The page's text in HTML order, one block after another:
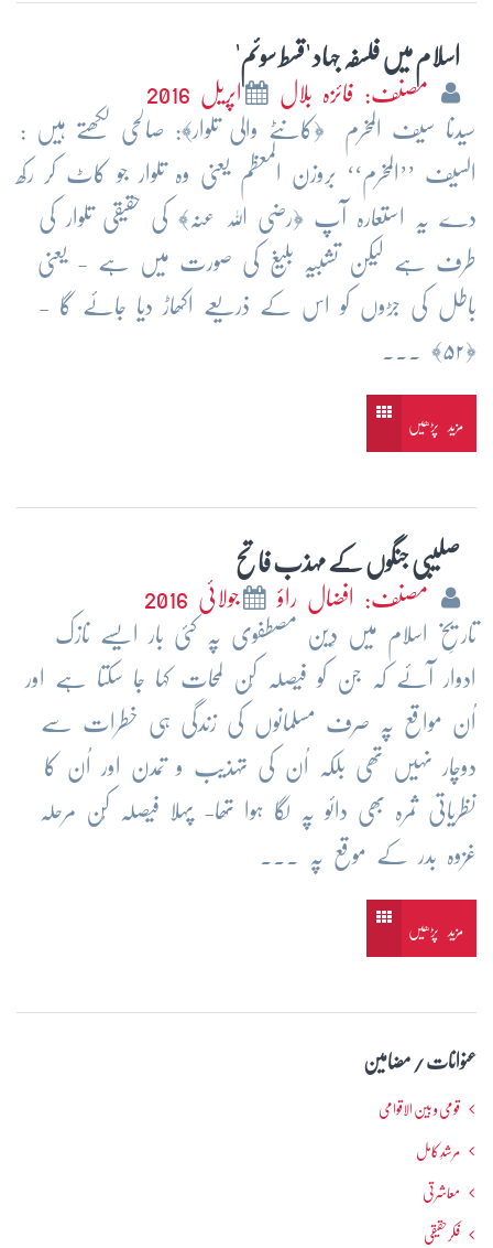
اسلام میں فلسفہ جہاد 'قسط سوئم'
مصنف: فائزہ بلال
اپریل 2016
سیدنا سیف المخرم ﴿کانٹے والی تلوار﴾: صالحی لکھتے ہیں :
السیف ’’المخرم‘‘ بروزن المعظم یعنی وہ تلوار جو کاٹ کر رکھ
دے یہ استعارہ آپ ﴿رضی اللہ عنہ﴾ کی حقیقی تلوار کی
طرف ہے لیکن تشبیہ بلیغ کی صورت میں ہے - یعنی
باطل کی جڑوں کو اس کے ذریعے اکھاڑ دیا جائے گا -
﴿۵۲﴾ ...
مزید پڑھیں
صلیبی جنگوں کے مہذب فاتح
مصنف: افضال راؤ
جولائی 2016
تاریخِ اسلام میں دِین مصطفوی پہ کئی بار ایسے نازک
ادوار آئے کہ جن کو فیصلہ کُن لمحات کہا جا سکتا ہے اور
اُن مواقع پہ صرف مسلمانوں کی زندگی ہی خطرات سے
دوچار نہیں تھی بلکہ اُن کی تہذیب و تمدن اور اُن کا
نظریاتی ثمرہ بھی دائو پہ لگا ہوا تھا- پہلا فیصلہ کُن مرحلہ
غزوہ بدر کے موقع پہ ...
مزید پڑھیں
عنوانات / مضامین
قومی و بین الاقوامی
مرشدِ کامل
معاشرتی
فکرحقیقی